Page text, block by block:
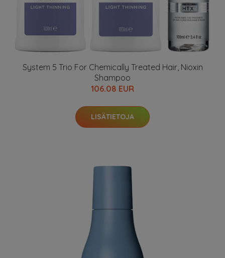
System 5 Trio For Chemically Treated Hair, Nioxin
Shampoo
106.08 EUR
LISÄTIETOJA